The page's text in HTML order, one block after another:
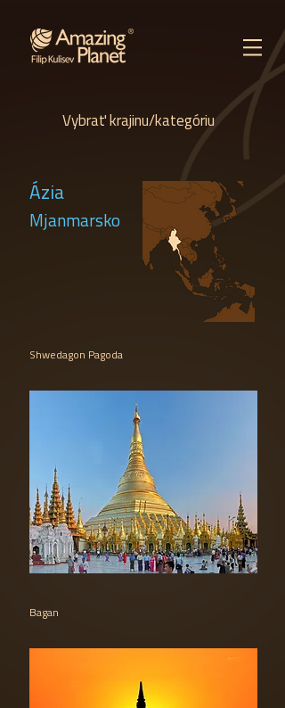
Vybrať krajinu/kategóriu
Ázia
Mjanmarsko
Shwedagon Pagoda
Bagan